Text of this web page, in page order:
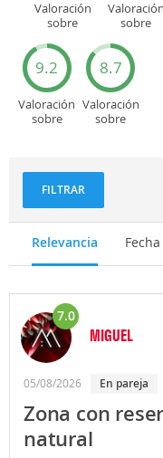
Valoración
sobre
Valoración
sobre
turísticos
9.2
Valoración
sobre
8.7
Valoración
sobre
FILTRAR
Relevancia Fecha
7.0
MIGUEL
05/08/2026 En pareja
Zona con
natural